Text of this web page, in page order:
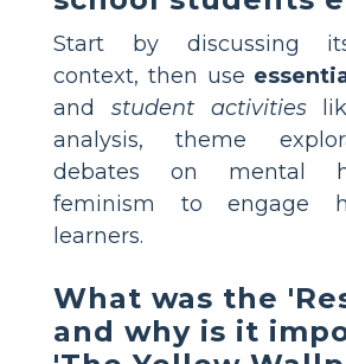
Start by discussing
context, then use
and student activities
analysis, theme
debates on mental
feminism to engage
learners.
What was the
and why is it